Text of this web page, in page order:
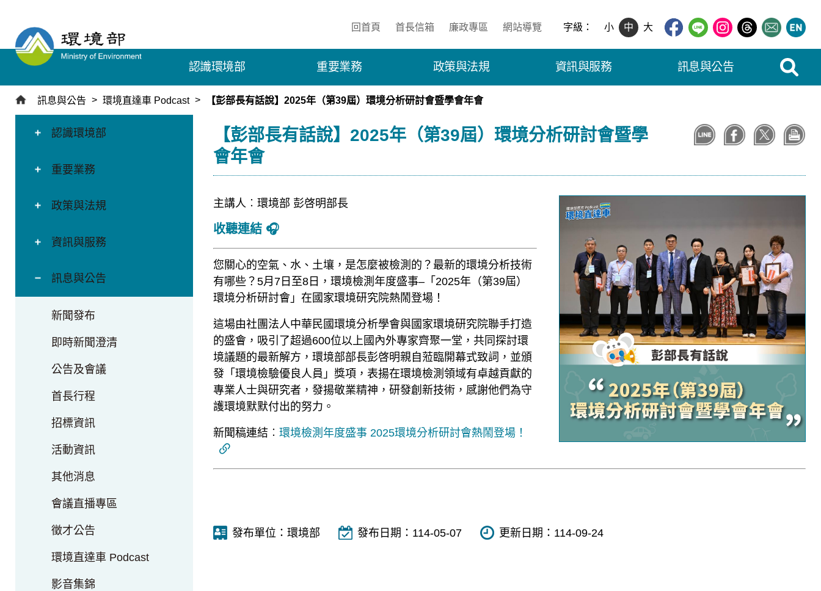
容
回首頁 首長信箱 廉政專區 網站導覽 字級： 小 中 大
認識環境部 重要業務 政策與法規 資訊與服務 訊息與公告
展開搜尋
訊息與公告 環境直達車 Podcast 【彭部長有話說】2025年（第39屆）環境分析研討會暨學會年會
認識環境部
重要業務
政策與法規
資訊與服務
訊息與公告
新聞發布
即時新聞澄清
公告及會議
首長行程
招標資訊
活動資訊
其他消息
會議直播專區
徵才公告
環境直達車 Podcast
影音集錦
【彭部長有話說】2025年（第39屆）環境分析研討會暨學
會年會
主講人︰環境部 彭啓明部長
收聽連結 🎧
您關心的空氣、水、土壤，是怎麼被檢測的？最新的環境分析技術
有哪些？5月7日至8日，環境檢測年度盛事–「2025年（第39屆）
環境分析研討會」在國家環境研究院熱鬧登場！
這場由社團法人中華民國環境分析學會與國家環境研究院聯手打造
的盛會，吸引了超過600位以上國內外專家齊聚一堂，共同探討環
境議題的最新解方，環境部部長彭啓明親自蒞臨開幕式致詞，並頒
發「環境檢驗優良人員」獎項，表揚在環境檢測領域有卓越貢獻的
專業人士與研究者，發揚敬業精神，研發創新技術，感謝他們為守
護環境默默付出的努力。
新聞稿連結︰ 環境檢測年度盛事 2025環境分析研討會熱鬧登場！
發布單位： 環境部 發布日期： 114-05-07 更新日期： 114-09-24